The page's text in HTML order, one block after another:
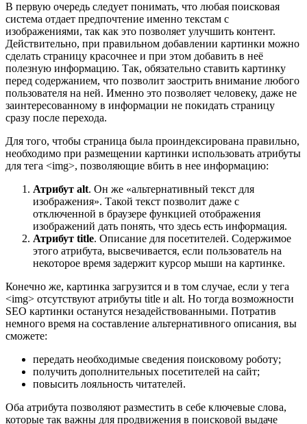
В первую очередь следует понимать, что любая поисковая
система отдает предпочтение именно текстам с
изображениями, так как это позволяет улучшить контент.
Действительно, при правильном добавлении картинки можно
сделать страницу красочнее и при этом добавить в неё
полезную информацию. Так, обязательно ставить картинку
перед содержанием, что позволит заострить внимание любого
пользователя на ней. Именно это позволяет человеку, даже не
заинтересованному в информации не покидать страницу
сразу после перехода.
Для того, чтобы страница была проиндексирована правильно,
необходимо при размещении картинки использовать атрибуты
для тега <img>, позволяющие вбить в нее информацию:
Атрибут alt. Он же «альтернативный текст для
изображения». Такой текст позволит даже с
отключенной в браузере функцией отображения
изображений дать понять, что здесь есть информация.
Атрибут title. Описание для посетителей. Содержимое
этого атрибута, высвечивается, если пользователь на
некоторое время задержит курсор мыши на картинке.
Конечно же, картинка загрузится и в том случае, если у тега
<img> отсутствуют атрибуты title и alt. Но тогда возможности
SEO картинки останутся незадействованными. Потратив
немного время на составление альтернативного описания, вы
сможете:
передать необходимые сведения поисковому роботу;
получить дополнительных посетителей на сайт;
повысить лояльность читателей.
Оба атрибута позволяют разместить в себе ключевые слова,
которые так важны для продвижения в поисковой выдаче